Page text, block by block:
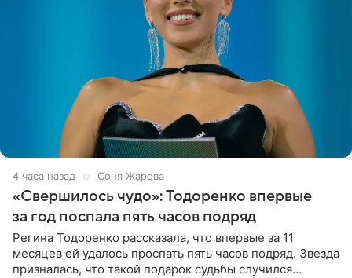
4 часа назад Соня Жарова
«Свершилось чудо»: Тодоренко впервые
за год поспала пять часов подряд
Регина Тодоренко рассказала, что впервые за 11
месяцев ей удалось проспать пять часов подряд. Звезда
призналась, что такой подарок судьбы случился